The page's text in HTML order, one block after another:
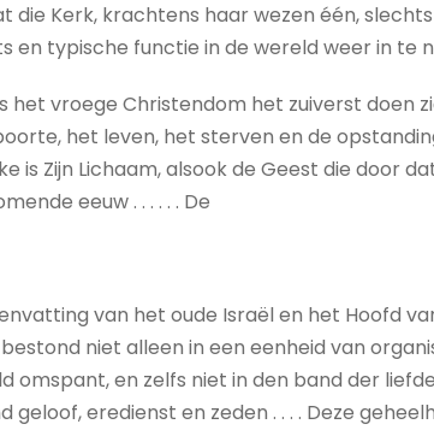
Kerk, krachtens haar wezen één,
en typische functie in de wereld weer in te
het vroege Christendom het zuiverst doen
het leven, het sterven en de
is Zijn Lichaam, alsook de Geest die door
eeuw . . . . . . De
van het oude Israël en het Hoofd
niet alleen in een eenheid van
omspant, en zelfs niet in den band der
geloof, eredienst en zeden . . . . Deze